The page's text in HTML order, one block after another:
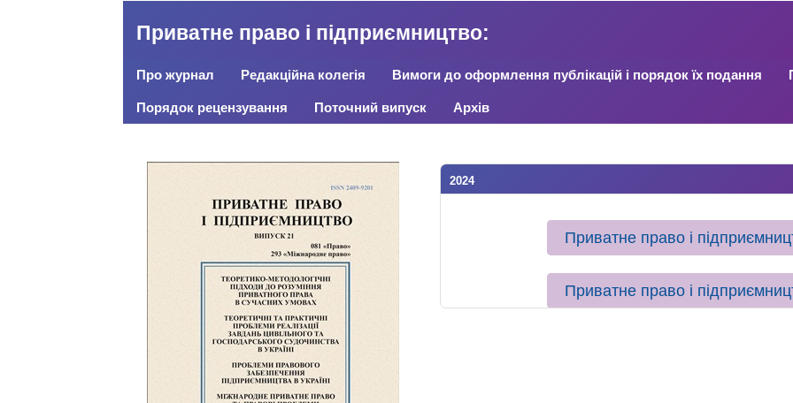
Приватне право і підприємництво:
Про журнал Редакційна колегія Вимоги до оформлення публікацій і порядок їх подання
Порядок рецензування Поточний випуск Архів
2024
Приватне право і
Приватне право і